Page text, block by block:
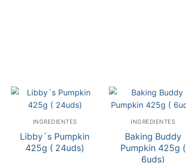
INGREDIENTES
Libby´s Pumpkin
425g ( 24uds)
INGREDIENTES
Baking Buddy
Pumpkin 425g (
6uds)